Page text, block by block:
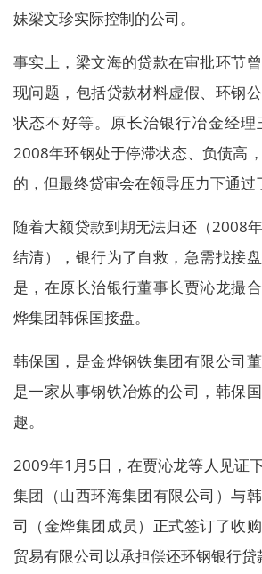
妹梁文珍实际控制的公司。
事实上，梁文海的贷款在审批环节
现问题，包括贷款材料虚假、环钢
状态不好等。原长治银行冶金经理
2008年环钢处于停滞状态、负债高
的，但最终贷审会在领导压力下通过
随着大额贷款到期无法归还（2008
结清），银行为了自救，急需找接
是，在原长治银行董事长贾沁龙撮
烨集团韩保国接盘。
韩保国，是金烨钢铁集团有限公司
是一家从事钢铁冶炼的公司，韩保
趣。
2009年1月5日，在贾沁龙等人见证
集团（山西环海集团有限公司）与
司（金烨集团成员）正式签订了收
贸易有限公司以承担偿还环钢银行